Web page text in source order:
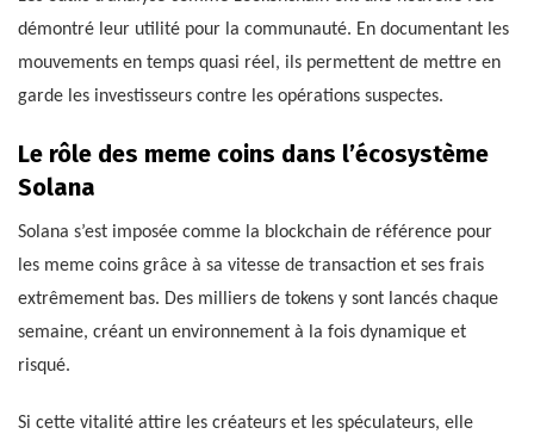
démontré leur utilité pour la communauté. En documentant les
mouvements en temps quasi réel, ils permettent de mettre en
garde les investisseurs contre les opérations suspectes.
Le rôle des meme coins dans l’écosystème
Solana
Solana s’est imposée comme la blockchain de référence pour
les meme coins grâce à sa vitesse de transaction et ses frais
extrêmement bas. Des milliers de tokens y sont lancés chaque
semaine, créant un environnement à la fois dynamique et
risqué.
Si cette vitalité attire les créateurs et les spéculateurs, elle